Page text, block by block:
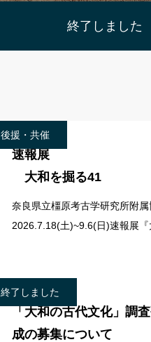
終了しました
後援・共催
速報展
大和を掘る41
奈良県立橿原考古学研究所附
2026.7.18(土)~9.6(日)速報展『
終了しました
「大和の古代文化」調
成の募集について